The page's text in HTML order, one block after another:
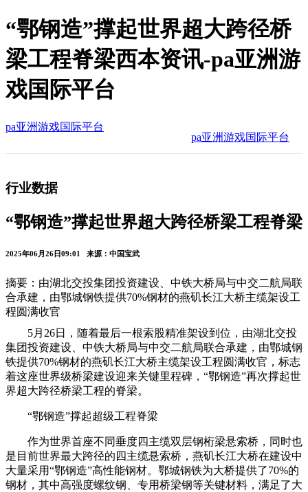
“鄂钢造”撑起世界超大跨径桥
梁工程脊梁西本资讯-pa亚洲游
戏国际平台
pa亚洲游戏国际平台
pa亚洲游戏国际平台
行业数据
“鄂钢造”撑起世界超大跨径桥梁工程脊梁
2025年06月26日09:01 来源：中国宝武
摘要：由湖北交投集团投资建设、中铁大桥局与中交二航局联
合承建，由鄂城钢铁提供70%钢材的燕矶长江大桥主缆架设工
程圆满收官
5月26日，随着最后一根索股精准架设到位，由湖北交投
集团投资建设、中铁大桥局与中交二航局联合承建，由鄂城钢
铁提供70%钢材的燕矶长江大桥主缆架设工程圆满收官，标志
着这座世界级桥梁建设迎来关键里程碑，“鄂钢造”再次撑起世
界超大跨径桥梁工程的脊梁。
“鄂钢造”撑起超级工程脊梁
作为世界首座不同垂度四主缆双层钢桁梁悬索桥，同时也
是目前世界最大跨径的四主缆悬索桥，燕矶长江大桥在建设中
大量采用“鄂钢造”高性能钢材。鄂城钢铁为大桥提供了70%的
钢材，其中高强度螺纹钢、专用桥梁钢等关键材料，满足了大